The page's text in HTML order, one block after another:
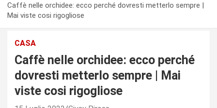
Caffè nelle orchidee: ecco perché dovresti metterlo sempre |
Mai viste cosi rigogliose
CASA
Caffè nelle orchidee: ecco perché
dovresti metterlo sempre | Mai
viste cosi rigogliose